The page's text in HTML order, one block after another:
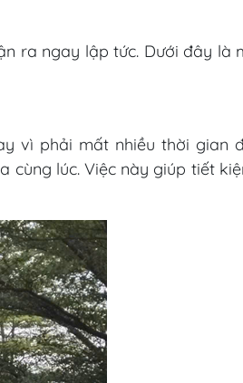
ra ngay lập tức. Dưới đây là
vì phải mất nhiều thời gian
cùng lúc. Việc này giúp tiết